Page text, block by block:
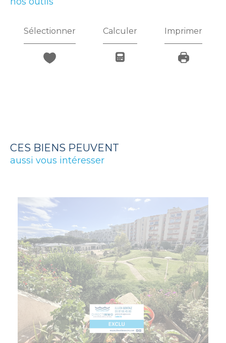
Sélectionner Calculer Imprimer
CES BIENS PEUVENT
aussi vous intéresser